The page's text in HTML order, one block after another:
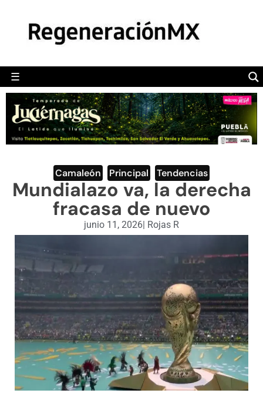
☰
POLÍTICA
CAMALEÓN
OPINIÓN
DEPORTES
ENGLISH SECTION
VIDEOS
Camaleón Principal Tendencias
Mundialazo va, la derecha
fracasa de nuevo
junio 11, 2026| Rojas R